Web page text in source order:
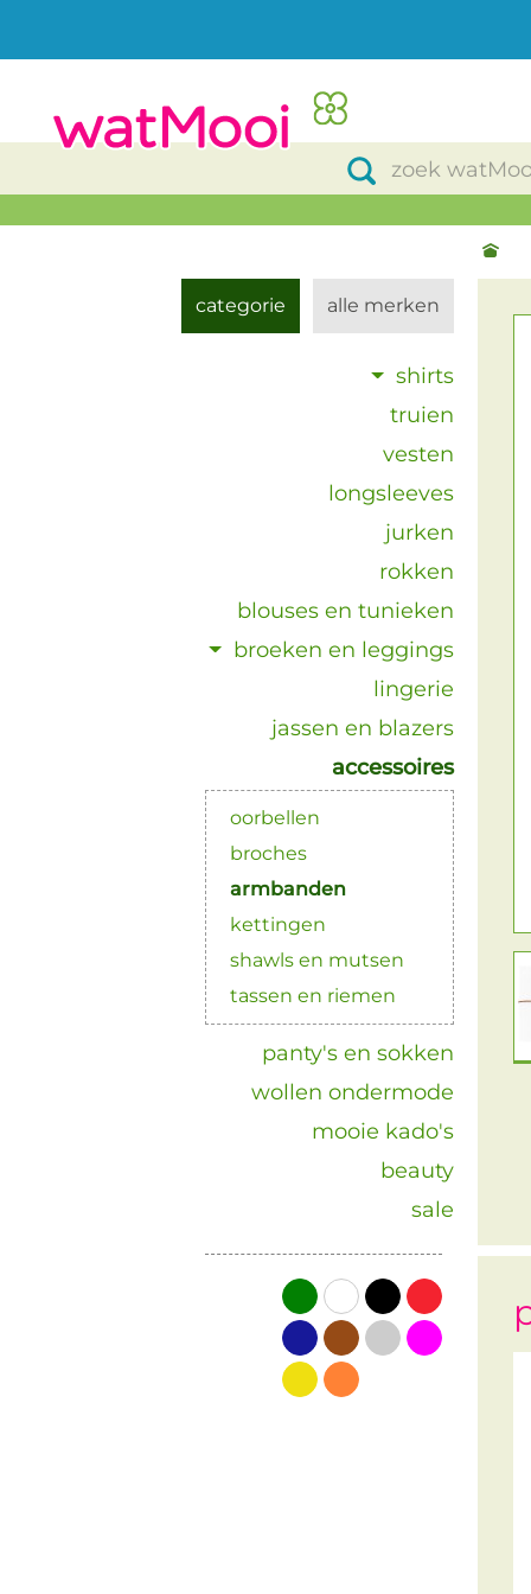
categorie
shirts
truien
vesten
longsleeves
jurken
rokken
blouses en tunieken
broeken en leggings
lingerie
jassen en blazers
accessoires
oorbellen
broches
armbanden
kettingen
shawls en mutsen
tassen en riemen
panty's en sokken
wollen ondermode
mooie kado's
beauty
sale
groenwit zwartrood
blauwbruingrijsroze
geeloranje
alle merken